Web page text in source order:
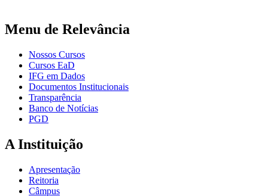
Menu de Relevância
Nossos Cursos
Cursos EaD
IFG em Dados
Documentos Institucionais
Transparência
Banco de Notícias
PGD
A Instituição
Apresentação
Reitoria
Câmpus